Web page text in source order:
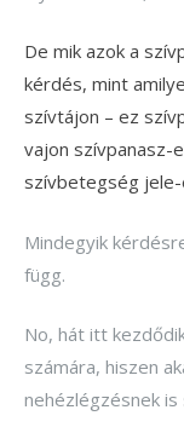
De mik azok a
kérdés, mint
szívtájon – ez
vajon szívpanasz-
szívbetegség jele-
Mindegyik
függ.
No, hát itt
számára, hiszen
nehézlégzésnek is